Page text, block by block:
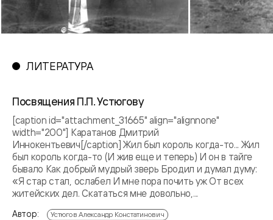
ЛИТЕРАТУРА
Посвящения П.П. Устюгову
[caption id="attachment_31665" align="alignnone"
width="200"] Каратанов Дмитрий
Иннокентьевич[/caption] Жил был король когда-то... Жил
был король когда-то (И жив еще и теперь) И он в тайге
бывало Как добрый мудрый зверь Бродил и думал думу:
«Я стар стал, ослабел И мне пора почить уж От всех
житейских дел. Скататься мне довольно,...
Автор: Устюгов Александр Констатинович